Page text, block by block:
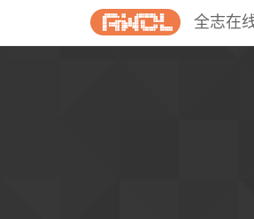
全志在